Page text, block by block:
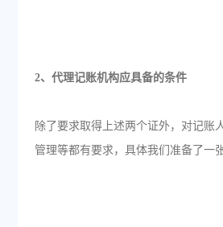
2、代理记账机构应具备的条件
除了要求取得上述两个证外，对记账
管理等都有要求，具体我们准备了一